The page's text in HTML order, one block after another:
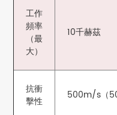
工作
頻率
（最
大）
10千赫茲
抗衝
擊性
500m/s（